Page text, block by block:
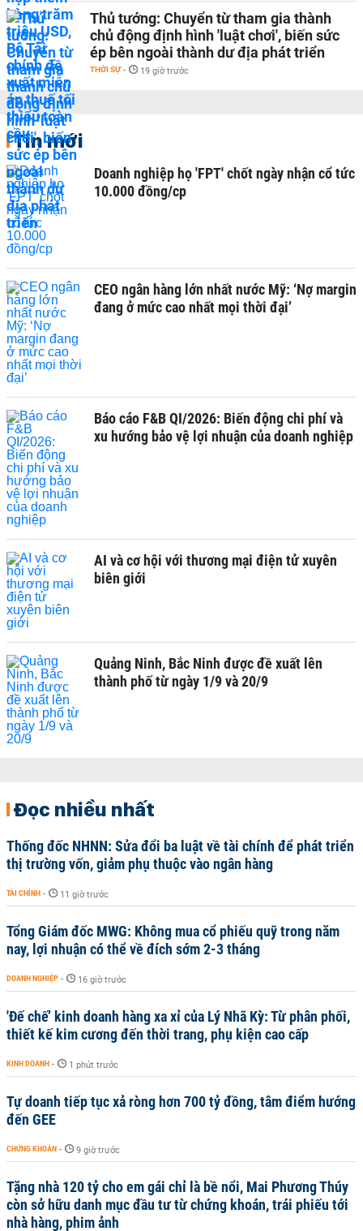
Thủ tướng: Chuyển từ tham gia thành
chủ động định hình 'luật chơi', biến sức
ép bên ngoài thành dư địa phát triển
THỜI SỰ - 19 giờ trước
Tin mới
Doanh nghiệp họ 'FPT' chốt ngày nhận cổ tức
10.000 đồng/cp
CEO ngân hàng lớn nhất nước Mỹ: ‘Nợ margin
đang ở mức cao nhất mọi thời đại’
Báo cáo F&B QI/2026: Biến động chi phí và
xu hướng bảo vệ lợi nhuận của doanh nghiệp
AI và cơ hội với thương mại điện tử xuyên
biên giới
Quảng Ninh, Bắc Ninh được đề xuất lên
thành phố từ ngày 1/9 và 20/9
Đọc nhiều nhất
Thống đốc NHNN: Sửa đổi ba luật về tài chính để phát triển
thị trường vốn, giảm phụ thuộc vào ngân hàng
TÀI CHÍNH - 11 giờ trước
Tổng Giám đốc MWG: Không mua cổ phiếu quỹ trong năm
nay, lợi nhuận có thể về đích sớm 2-3 tháng
DOANH NGHIỆP - 16 giờ trước
'Đế chế’ kinh doanh hàng xa xỉ của Lý Nhã Kỳ: Từ phân phối,
thiết kế kim cương đến thời trang, phụ kiện cao cấp
KINH DOANH - 1 phút trước
Tự doanh tiếp tục xả ròng hơn 700 tỷ đồng, tâm điểm hướng
đến GEE
CHỨNG KHOÁN - 9 giờ trước
Tặng nhà 120 tỷ cho em gái chỉ là bề nổi, Mai Phương Thúy
còn sở hữu danh mục đầu tư từ chứng khoán, trái phiếu tới
nhà hàng, phim ảnh